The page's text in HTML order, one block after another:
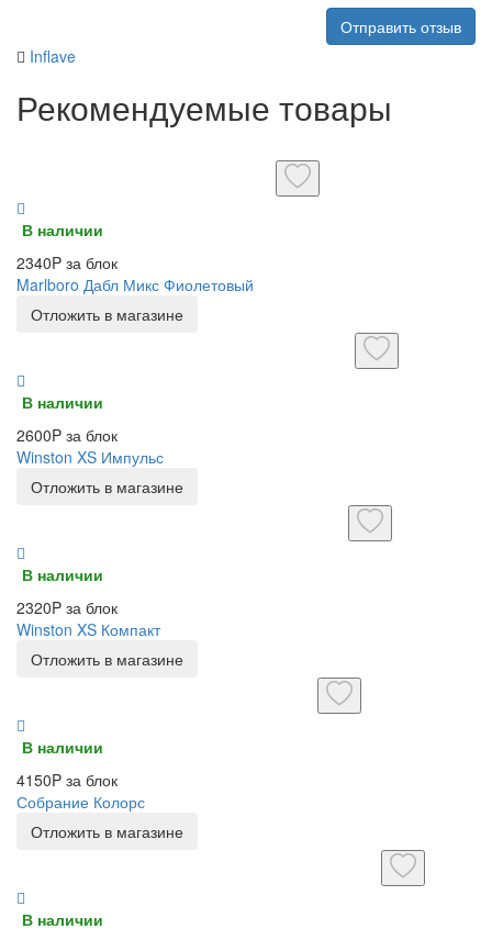
Отправить отзыв
Inflave
Рекомендуемые товары
В наличии
2340P за блок
Marlboro Дабл Микс Фиолетовый
Отложить в магазине
В наличии
2600P за блок
Winston XS Импульс
Отложить в магазине
В наличии
2320P за блок
Winston XS Компакт
Отложить в магазине
В наличии
4150P за блок
Собрание Колорс
Отложить в магазине
В наличии